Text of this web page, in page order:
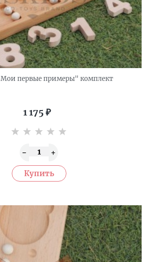
первые примеры" комплект
1 175 ₽